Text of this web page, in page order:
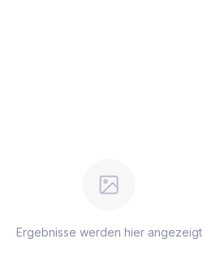
Ergebnisse werden hier angezeigt